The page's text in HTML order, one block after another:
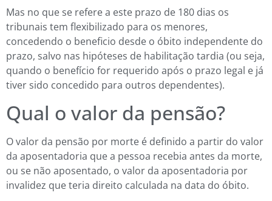
Mas no que se refere a este prazo de 180 dias os
tribunais tem flexibilizado para os menores,
concedendo o beneficio desde o óbito independente do
prazo, salvo nas hipóteses de habilitação tardia (ou seja,
quando o benefício for requerido após o prazo legal e já
tiver sido concedido para outros dependentes).
Qual o valor da pensão?
O valor da pensão por morte é definido a partir do valor
da aposentadoria que a pessoa recebia antes da morte,
ou se não aposentado, o valor da aposentadoria por
invalidez que teria direito calculada na data do óbito.